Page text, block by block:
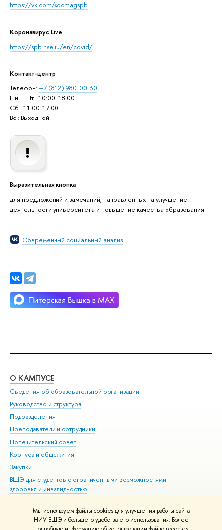
Мы используем файлы cookies для улучшения работы сайта
НИУ ВШЭ и большего удобства его использования. Более
https://vk.com/socmagspb
Коронавирус Live
https://spb.hse.ru/en/covid/
Контакт-центр
Телефон: +7 (812) 980-00-30
Пн. – Пт.: 10:00–18:00
Сб.: 11:00-17:00
Вс.: Выходной
Выразительная кнопка
для предложений и замечаний, направленных на улучшение
деятельности университета и повышение качества образования
Современный социальный анализ
О КАМПУСЕ
Сведения об образовательной организации
Руководство и структура
Подразделения
Преподаватели и сотрудники
Попечительский совет
Корпуса и общежития
Закупки
ВШЭ для студентов с ограниченными возможностями
здоровья и инвалидностью
Единая платежная страница